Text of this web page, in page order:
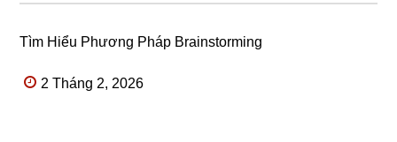
Tìm Hiểu Phương Pháp Brainstorming
2 Tháng 2, 2026